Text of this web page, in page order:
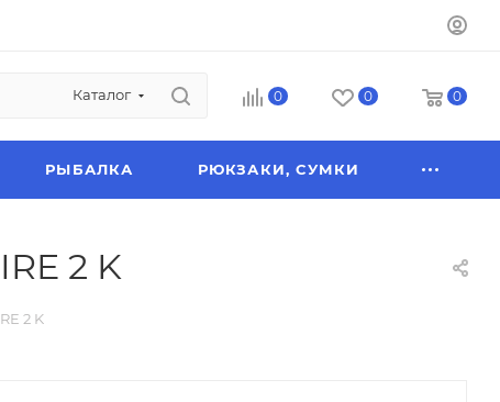
Каталог 0 0 0
РЫБАЛКА РЮКЗАКИ, СУМКИ
2 K
2 K